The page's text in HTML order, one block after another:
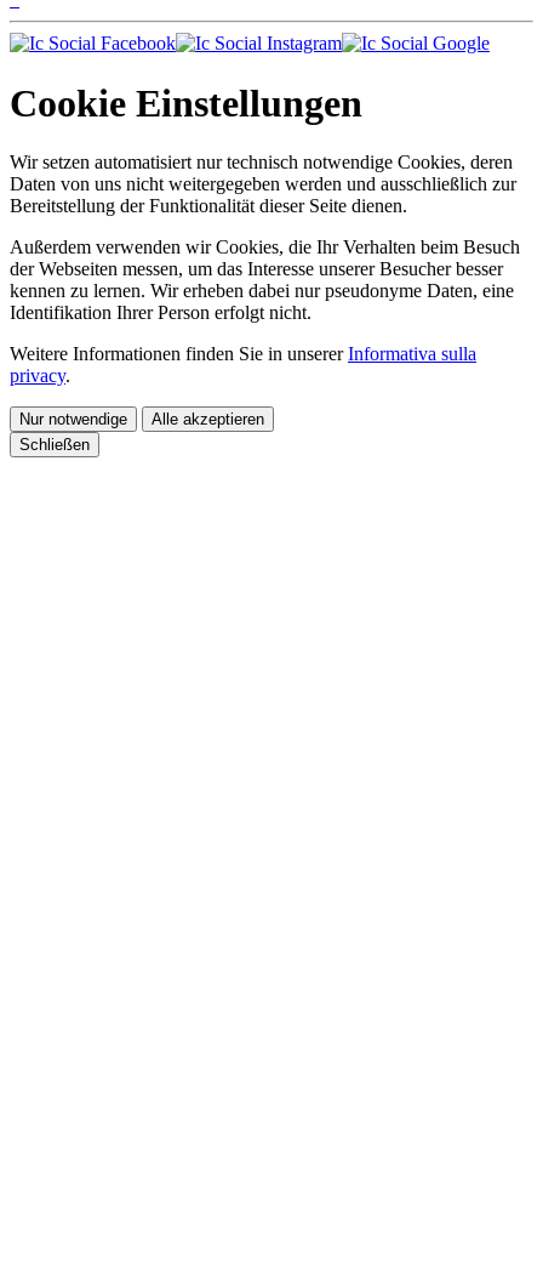
Cookie Einstellungen
Wir setzen automatisiert nur technisch notwendige Cookies, deren
Daten von uns nicht weitergegeben werden und ausschließlich zur
Bereitstellung der Funktionalität dieser Seite dienen.
Außerdem verwenden wir Cookies, die Ihr Verhalten beim Besuch
der Webseiten messen, um das Interesse unserer Besucher besser
kennen zu lernen. Wir erheben dabei nur pseudonyme Daten, eine
Identifikation Ihrer Person erfolgt nicht.
Weitere Informationen finden Sie in unsererInformativa sulla
privacy.
Nur notwendige
Alle akzeptieren
Schließen